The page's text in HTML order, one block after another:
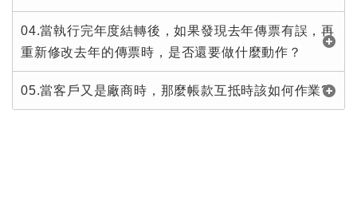
04.當執行完年度結轉後，如果發現去年傳票有誤，再
重新修改去年的傳票時，是否還要做什麼動作？
05.當客戶又是廠商時，那麼帳款互抵時該如何作業?